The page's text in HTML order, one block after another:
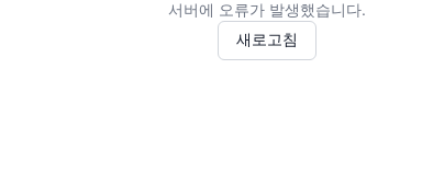
서버에 오류가 발생했습니다.
새로고침